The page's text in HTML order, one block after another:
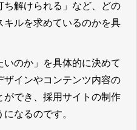
ち解けられる」など、どの
キルを求めているのかを具
いのか」を具体的に決めて
ザインやコンテンツ内容の
でき、採用サイトの制作
になるのです。